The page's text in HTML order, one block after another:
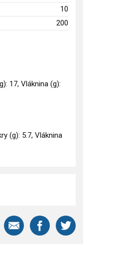
10
200
17, Vláknina (g):
(g): 5.7, Vláknina